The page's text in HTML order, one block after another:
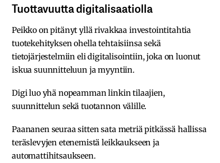
Tuottavuutta digitalisaatiolla
Peikko on pitänyt yllä rivakkaa investointitahtia
tuotekehityksen ohella tehtaisiinsa sekä
tietojärjestelmiin eli digitalisointiin, joka on luonut
iskua suunnitteluun ja myyntiin.
Digi luo yhä nopeamman linkin tilaajien,
suunnittelun sekä tuotannon välille.
Paananen seuraa sitten sata metriä pitkässä hallissa
teräslevyjen etenemistä leikkaukseen ja
automattihitsaukseen.